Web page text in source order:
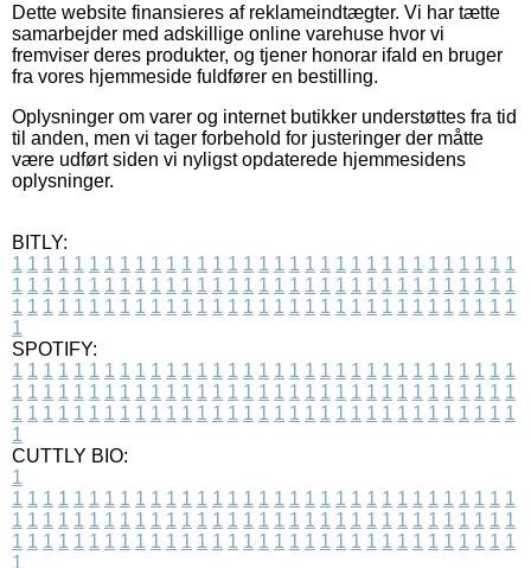
Dette website finansieres af reklameindtægter. Vi har tætte
samarbejder med adskillige online varehuse hvor vi
fremviser deres produkter, og tjener honorar ifald en bruger
fra vores hjemmeside fuldfører en bestilling.
Oplysninger om varer og internet butikker understøttes fra tid
til anden, men vi tager forbehold for justeringer der måtte
være udført siden vi nyligst opdaterede hjemmesidens
oplysninger.
BITLY:
1 1 1 1 1 1 1 1 1 1 1 1 1 1 1 1 1 1 1 1 1 1 1 1 1 1 1 1 1 1 1 1 1
1 1 1 1 1 1 1 1 1 1 1 1 1 1 1 1 1 1 1 1 1 1 1 1 1 1 1 1 1 1 1 1 1
1 1 1 1 1 1 1 1 1 1 1 1 1 1 1 1 1 1 1 1 1 1 1 1 1 1 1 1 1 1 1 1 1
1
SPOTIFY:
1 1 1 1 1 1 1 1 1 1 1 1 1 1 1 1 1 1 1 1 1 1 1 1 1 1 1 1 1 1 1 1 1
1 1 1 1 1 1 1 1 1 1 1 1 1 1 1 1 1 1 1 1 1 1 1 1 1 1 1 1 1 1 1 1 1
1 1 1 1 1 1 1 1 1 1 1 1 1 1 1 1 1 1 1 1 1 1 1 1 1 1 1 1 1 1 1 1 1
1
CUTTLY BIO:
1
1 1 1 1 1 1 1 1 1 1 1 1 1 1 1 1 1 1 1 1 1 1 1 1 1 1 1 1 1 1 1 1 1
1 1 1 1 1 1 1 1 1 1 1 1 1 1 1 1 1 1 1 1 1 1 1 1 1 1 1 1 1 1 1 1 1
1 1 1 1 1 1 1 1 1 1 1 1 1 1 1 1 1 1 1 1 1 1 1 1 1 1 1 1 1 1 1 1 1
1